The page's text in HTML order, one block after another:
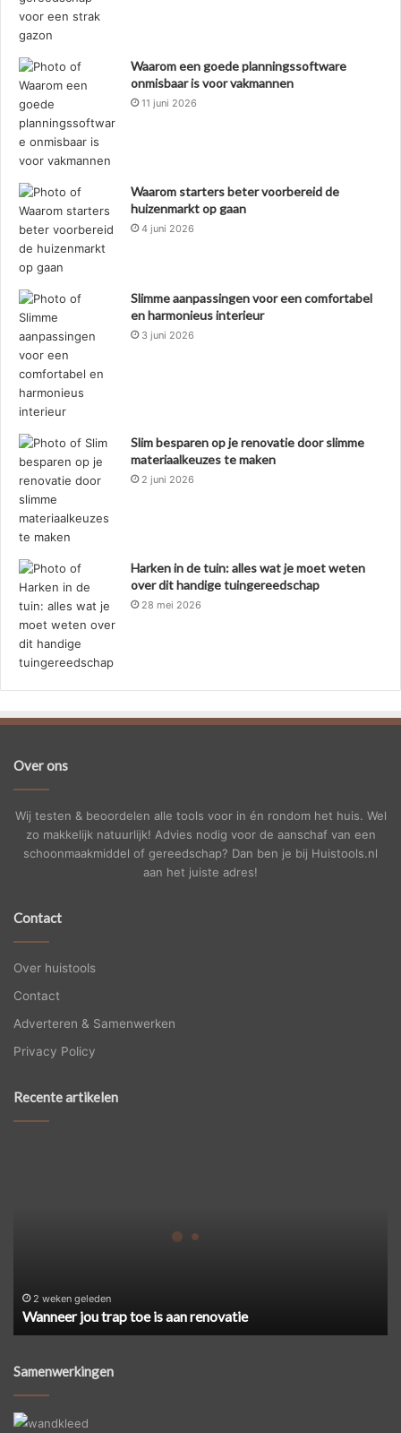
Waarom een goede planningssoftware
onmisbaar is voor vakmannen
11 juni 2026
Waarom starters beter voorbereid de
huizenmarkt op gaan
4 juni 2026
Slimme aanpassingen voor een comfortabel
en harmonieus interieur
3 juni 2026
Slim besparen op je renovatie door slimme
materiaalkeuzes te maken
2 juni 2026
Harken in de tuin: alles wat je moet weten
over dit handige tuingereedschap
28 mei 2026
Over ons
Wij testen & beoordelen alle tools voor in én rondom het huis. Wel
zo makkelijk natuurlijk! Advies nodig voor de aanschaf van een
schoonmaakmiddel of gereedschap? Dan ben je bij Huistools.nl
aan het juiste adres!
Contact
Over huistools
Contact
Adverteren & Samenwerken
Privacy Policy
Recente artikelen
2 weken geleden
Wanneer jou trap toe is aan renovatie
Samenwerkingen